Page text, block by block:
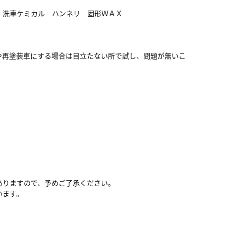
車ケミカル ハンネリ 固形ＷＡＸ
塗装車にする場合は目立たない所で試し、問題が無いこ
ますので、予めご了承ください。
す。